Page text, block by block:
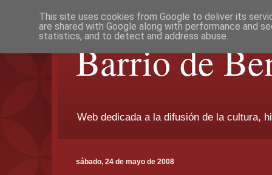
Barrio de
Web dedicada a la difusión de la cultura,
sábado, 24 de mayo de 2008
This site uses cookies from Google to deliver its
are shared with Google along with performance and
statistics, and to detect and address abuse.